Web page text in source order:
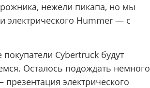
нежели пикапа, но мы
электрического Hummer — с
Cybertruck будут
Осталось подождать немного
электрического